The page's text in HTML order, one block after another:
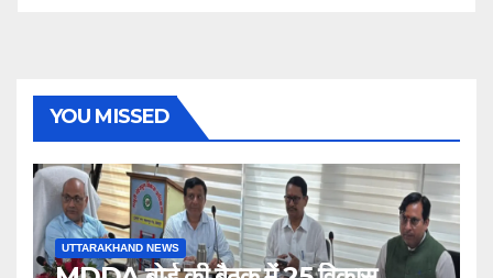
YOU MISSED
UTTARAKHAND NEWS